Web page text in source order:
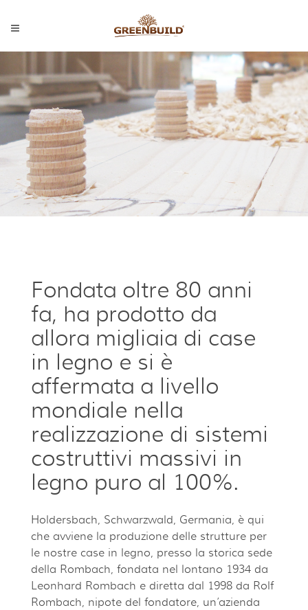
Fondata oltre 80 anni
fa, ha prodotto da
allora migliaia di case
in legno e si è
affermata a livello
mondiale nella
realizzazione di sistemi
costruttivi massivi in
legno puro al 100%.
Holdersbach, Schwarzwald, Germania, è qui
che avviene la produzione delle strutture per
le nostre case in legno, presso la storica sede
della Rombach, fondata nel lontano 1934 da
Leonhard Rombach e diretta dal 1998 da Rolf
Rombach, nipote del fondatore, un’azienda